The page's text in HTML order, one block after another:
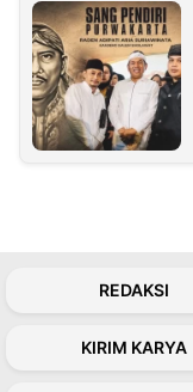
REDAKSI
KIRIM KARYA